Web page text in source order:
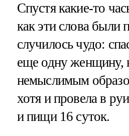
Спустя какие-то
как эти слова были
случилось чудо:
еще одну женщину,
немыслимым
хотя и провела в
и пищи 16 суток.